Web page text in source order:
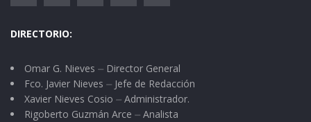
DIRECTORIO:
Omar G. Nieves ⏤ Director General
Fco. Javier Nieves ⏤ Jefe de Redacción
Xavier Nieves Cosio ⏤ Administrador.
Rigoberto Guzmán Arce ⏤ Analista